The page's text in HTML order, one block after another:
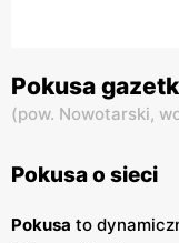
Pokusa
(pow. Nowotarski,
Pokusa o sieci
Pokusa to